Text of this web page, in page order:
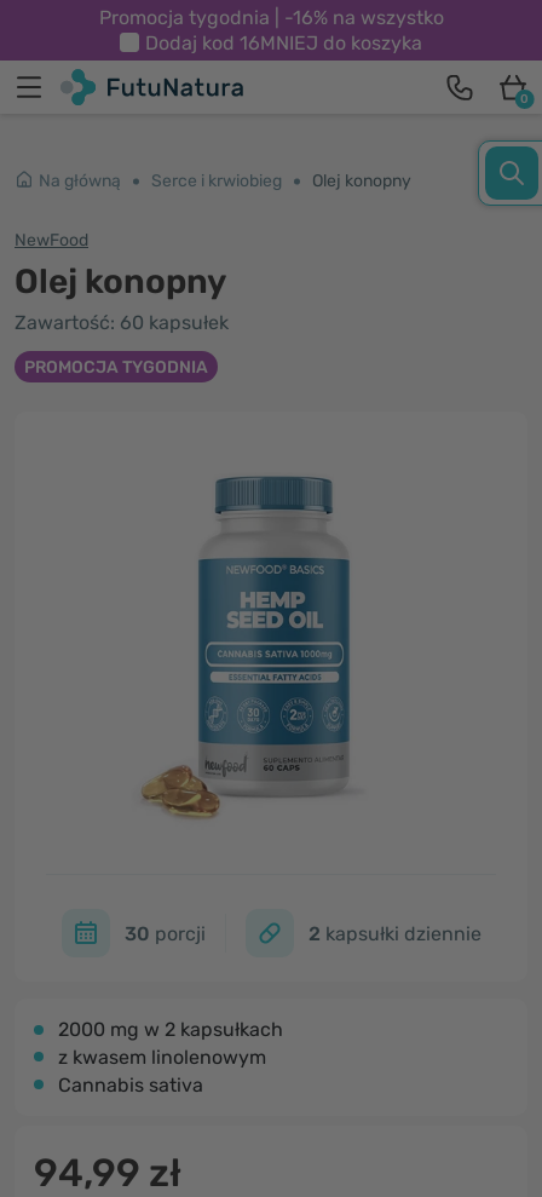
Promocja tygodnia | -16% na wszystko
Dodaj kod 16MNIEJ do koszyka
0
Na główną Serce i krwiobieg Olej konopny
NewFood
Olej konopny
Zawartość: 60 kapsułek
PROMOCJA TYGODNIA
30 porcji 2 kapsułki dziennie
2000 mg w 2 kapsułkach
z kwasem linolenowym
Cannabis sativa
94,99 zł